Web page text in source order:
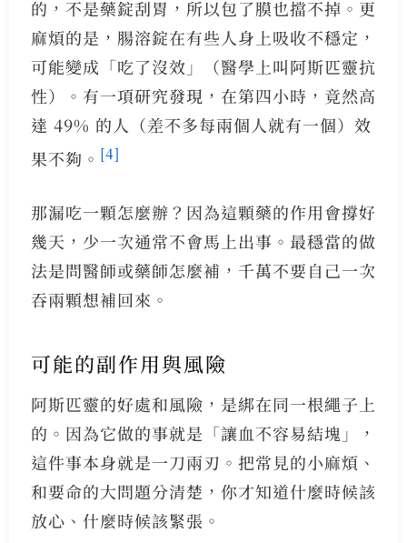
的，不是藥錠刮胃，所以包了膜也擋不掉。更
麻煩的是，腸溶錠在有些人身上吸收不穩定，
可能變成「吃了沒效」（醫學上叫阿斯匹靈抗
性）。有一項研究發現，在第四小時，竟然高
達 49% 的人（差不多每兩個人就有一個）效
果不夠。 [4]
那漏吃一顆怎麼辦？因為這顆藥的作用會撐好
幾天，少一次通常不會馬上出事。最穩當的做
法是問醫師或藥師怎麼補，千萬不要自己一次
吞兩顆想補回來。
可能的副作用與風險
阿斯匹靈的好處和風險，是綁在同一根繩子上
的。因為它做的事就是「讓血不容易結塊」，
這件事本身就是一刀兩刃。把常見的小麻煩、
和要命的大問題分清楚，你才知道什麼時候該
放心、什麼時候該緊張。